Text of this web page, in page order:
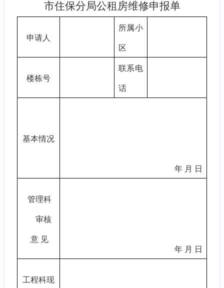
市住保分局公租房维修申报单
申请人
所属小
区
楼栋号
联系电
话
基本情况
年 月 日
管理科
审核
意 见
年 月 日
工程科现